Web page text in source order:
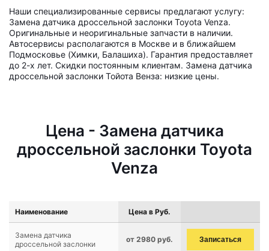
Наши специализированные сервисы предлагают услугу:
Замена датчика дроссельной заслонки Toyota Venza.
Оригинальные и неоригинальные запчасти в наличии.
Автосервисы располагаются в Москве и в ближайшем
Подмосковье (Химки, Балашиха). Гарантия предоставляет
до 2-х лет. Скидки постоянным клиентам. Замена датчика
дроссельной заслонки Тойота Венза: низкие цены.
Цена - Замена датчика
дроссельной заслонки Toyota
Venza
Наименование Цена в Руб.
Замена датчика
дроссельной заслонки
от 2980 руб. Записаться